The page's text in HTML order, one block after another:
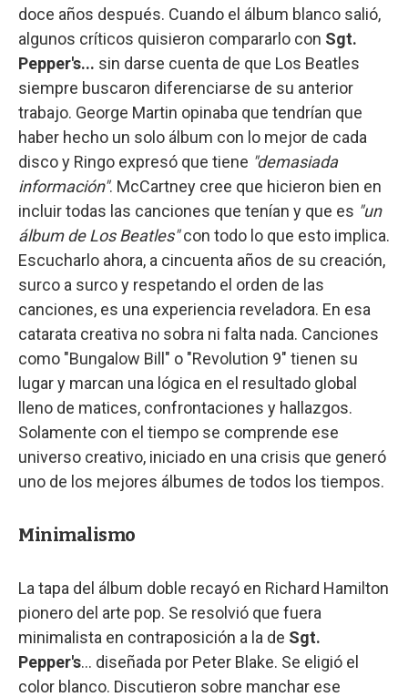
doce años después. Cuando el álbum blanco salió,
algunos críticos quisieron compararlo con Sgt.
Pepper's... sin darse cuenta de que Los Beatles
siempre buscaron diferenciarse de su anterior
trabajo. George Martin opinaba que tendrían que
haber hecho un solo álbum con lo mejor de cada
disco y Ringo expresó que tiene "demasiada
información". McCartney cree que hicieron bien en
incluir todas las canciones que tenían y que es "un
álbum de Los Beatles"con todo lo que esto implica.
Escucharlo ahora, a cincuenta años de su creación,
surco a surco y respetando el orden de las
canciones, es una experiencia reveladora. En esa
catarata creativa no sobra ni falta nada. Canciones
como "Bungalow Bill" o "Revolution 9" tienen su
lugar y marcan una lógica en el resultado global
lleno de matices, confrontaciones y hallazgos.
Solamente con el tiempo se comprende ese
universo creativo, iniciado en una crisis que generó
uno de los mejores álbumes de todos los tiempos.
Minimalismo
La tapa del álbum doble recayó en Richard Hamilton
pionero del arte pop. Se resolvió que fuera
minimalista en contraposición a la de Sgt.
Pepper's... diseñada por Peter Blake. Se eligió el
color blanco. Discutieron sobre manchar ese